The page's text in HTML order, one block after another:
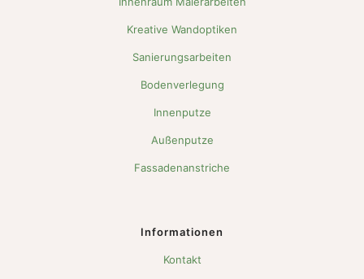
Kreative Wandoptiken
Sanierungsarbeiten
Bodenverlegung
Innenputze
Außenputze
Fassadenanstriche
Informationen
Kontakt